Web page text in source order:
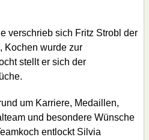
verschrieb sich Fritz Strobl der
Kochen wurde zur
stellt er sich der
um Karriere, Medaillen,
und besondere Wünsche
entlockt Silvia